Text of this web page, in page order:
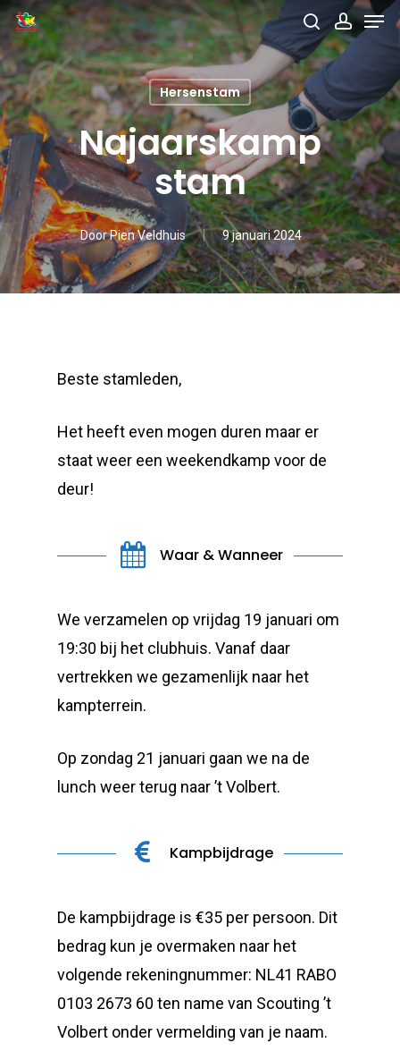
Skip
to
main
content
search
Hersenstam
Najaarskamp
stam
DoorPien Veldhuis 9 januari 2024
Beste stamleden,
Het heeft even mogen duren maar er
staat weer een weekendkamp voor de
deur!
Waar & Wanneer
We verzamelen op vrijdag 19 januari om
19:30 bij het clubhuis. Vanaf daar
vertrekken we gezamenlijk naar het
kampterrein.
Op zondag 21 januari gaan we na de
lunch weer terug naar ’t Volbert.
Kampbijdrage
De kampbijdrage is €35 per persoon. Dit
bedrag kun je overmaken naar het
volgende rekeningnummer: NL41 RABO
0103 2673 60 ten name van Scouting ’t
Volbert onder vermelding van je naam.